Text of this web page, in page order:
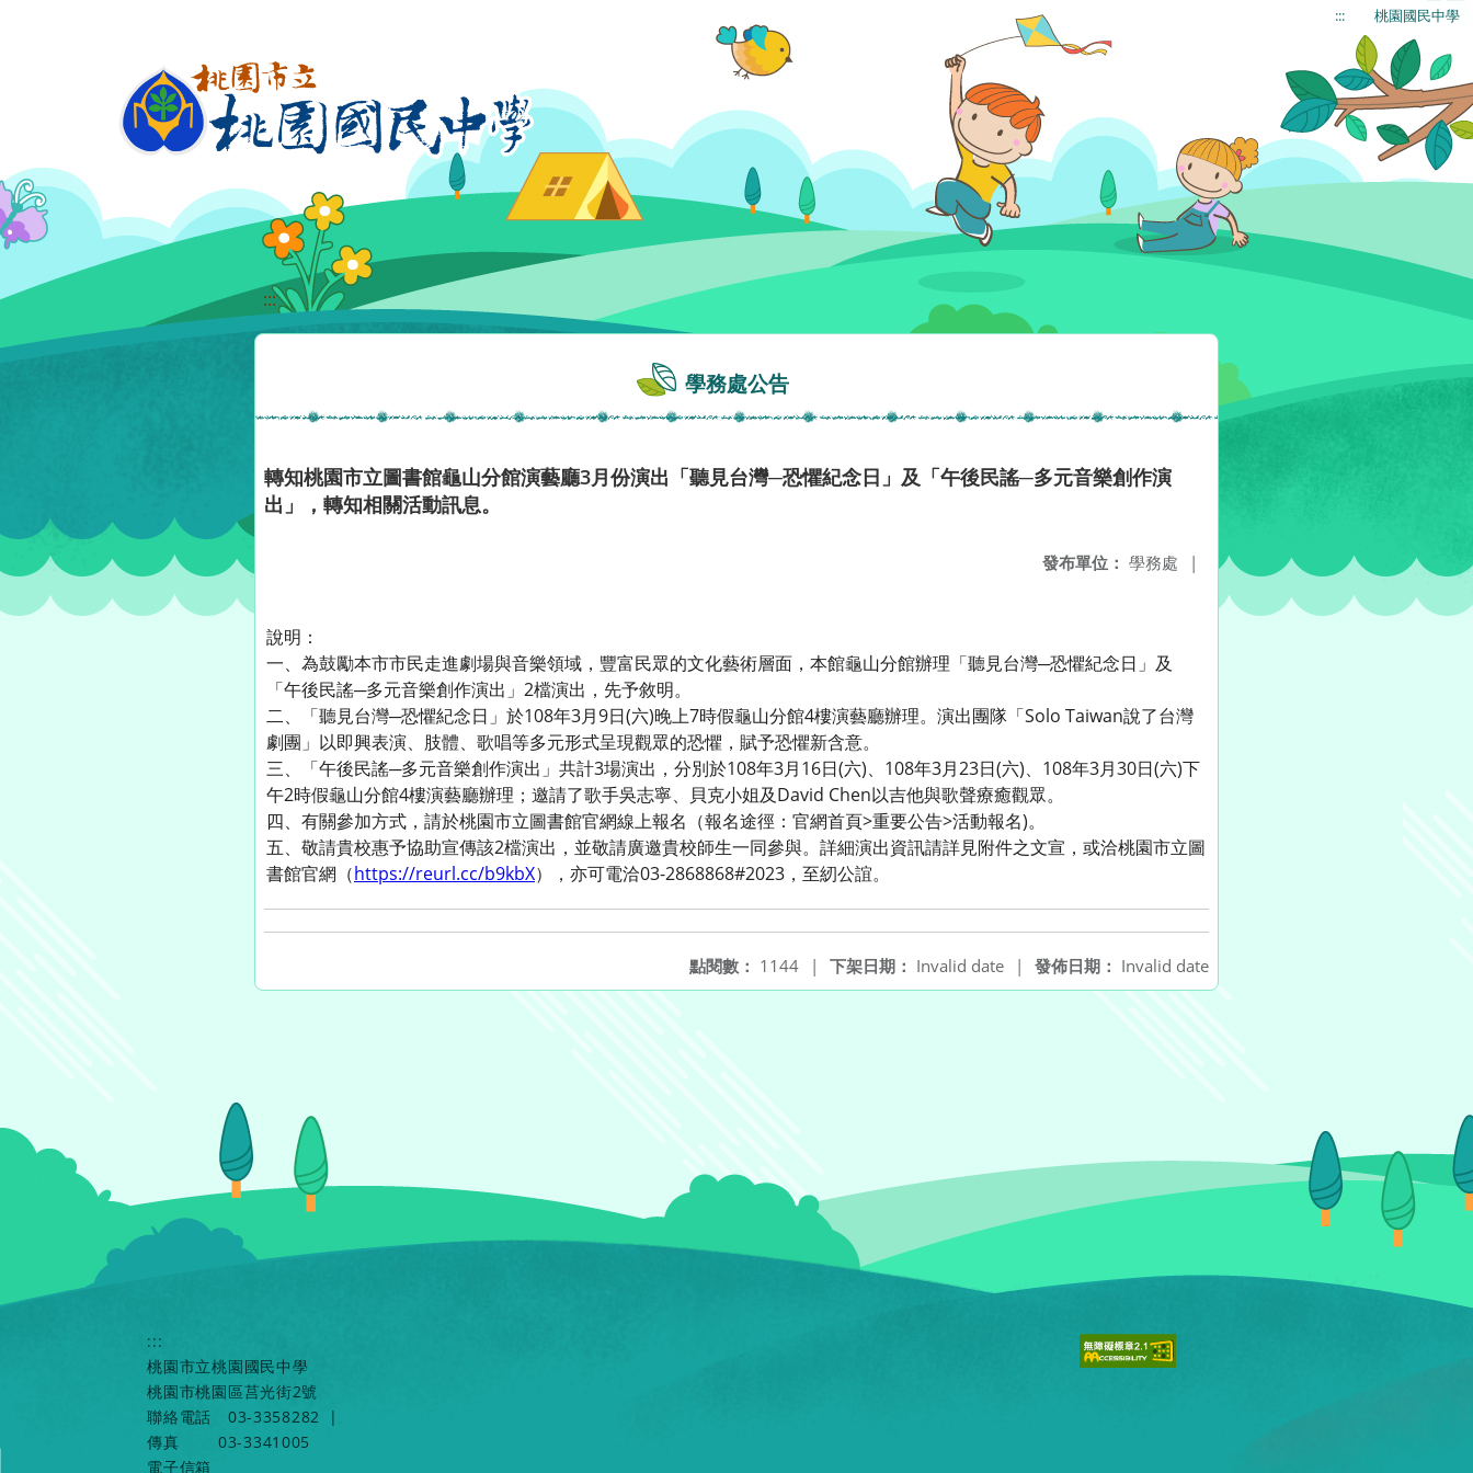
::: 桃園國民中學
:::
學務處公告
轉知桃園市立圖書館龜山分館演藝廳3月份演出「聽見台灣─恐懼紀念日」及「午後民謠─多元音樂創作演
出」，轉知相關活動訊息。
發布單位： 學務處 |
說明：
一、為鼓勵本市市民走進劇場與音樂領域，豐富民眾的文化藝術層面，本館龜山分館辦理「聽見台灣─恐懼紀念日」及
「午後民謠─多元音樂創作演出」2檔演出，先予敘明。
二、「聽見台灣─恐懼紀念日」於108年3月9日(六)晚上7時假龜山分館4樓演藝廳辦理。演出團隊「Solo Taiwan說了台灣
劇團」以即興表演、肢體、歌唱等多元形式呈現觀眾的恐懼，賦予恐懼新含意。
三、「午後民謠─多元音樂創作演出」共計3場演出，分別於108年3月16日(六)、108年3月23日(六)、108年3月30日(六)下
午2時假龜山分館4樓演藝廳辦理；邀請了歌手吳志寧、貝克小姐及David Chen以吉他與歌聲療癒觀眾。
四、有關參加方式，請於桃園市立圖書館官網線上報名（報名途徑：官網首頁>重要公告>活動報名)。
五、敬請貴校惠予協助宣傳該2檔演出，並敬請廣邀貴校師生一同參與。詳細演出資訊請詳見附件之文宣，或洽桃園市立圖
書館官網（https://reurl.cc/b9kbX），亦可電洽03-2868868#2023，至紉公誼。
發佈日期： Invalid date
下架日期： Invalid date |
點閱數： 1144 |
:::
桃園市立桃園國民中學
桃園市桃園區莒光街2號
聯絡電話
03-3358282
|
傳真
03-3341005
電子信箱